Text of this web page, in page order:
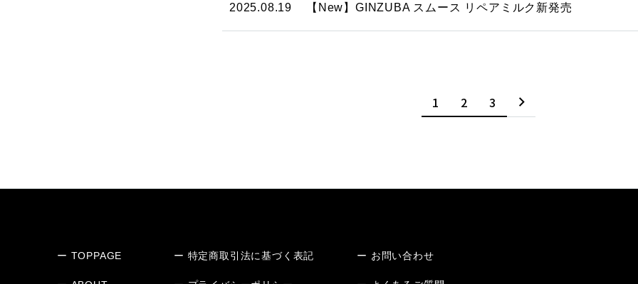
2025.08.19 【New】GINZUBA スムース リペアミルク新発売
1 2 3
ー TOPPAGE ー 特定商取引法に基づく表記 ー お問い合わせ